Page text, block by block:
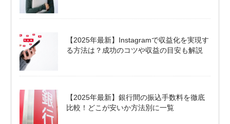
【2025年最新】Instagramで収益化を実現す
る方法は？成功のコツや収益の目安も解説
【2025年最新】銀行間の振込手数料を徹底
比較！どこが安いか方法別に一覧